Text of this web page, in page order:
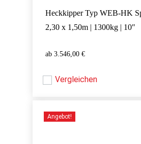
Heckkipper Typ WEB-HK
2,30 x 1,50m | 1300kg | 10″
3.546,00 €
3.546,00
Vergleichen
Angebot!